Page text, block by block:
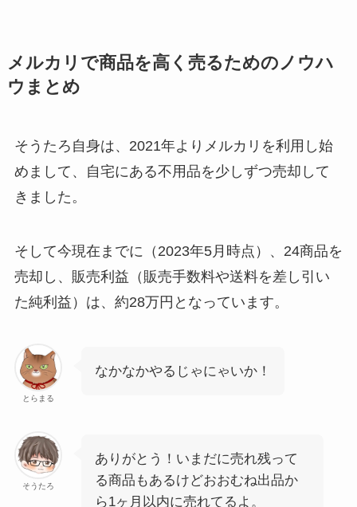
メルカリで商品を高く売るためのノウハ
ウまとめ
そうたろ自身は、2021年よりメルカリを利用し始
めまして、自宅にある不用品を少しずつ売却して
きました。
そして今現在までに（2023年5月時点）、24商品を
売却し、販売利益（販売手数料や送料を差し引い
た純利益）は、約28万円となっています。
とらまる
なかなかやるじゃにゃいか！
そうたろ
ありがとう！いまだに売れ残って
る商品もあるけどおおむね出品か
ら1ヶ月以内に売れてるよ。